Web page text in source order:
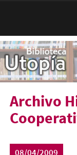
Archivo
08/04/2009